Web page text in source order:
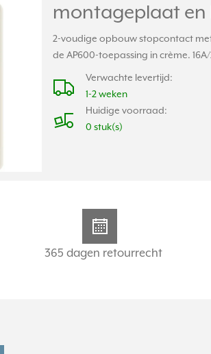
montageplaat en
2-voudige opbouw stopcontact
de AP600-toepassing in crème.
Verwachte levertijd:
1-2 weken
Huidige voorraad:
0 stuk(s)
365 dagen retourrecht